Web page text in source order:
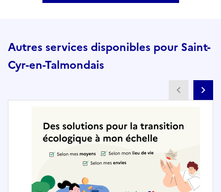
Autres services disponibles pour Saint-
Cyr-en-Talmondais